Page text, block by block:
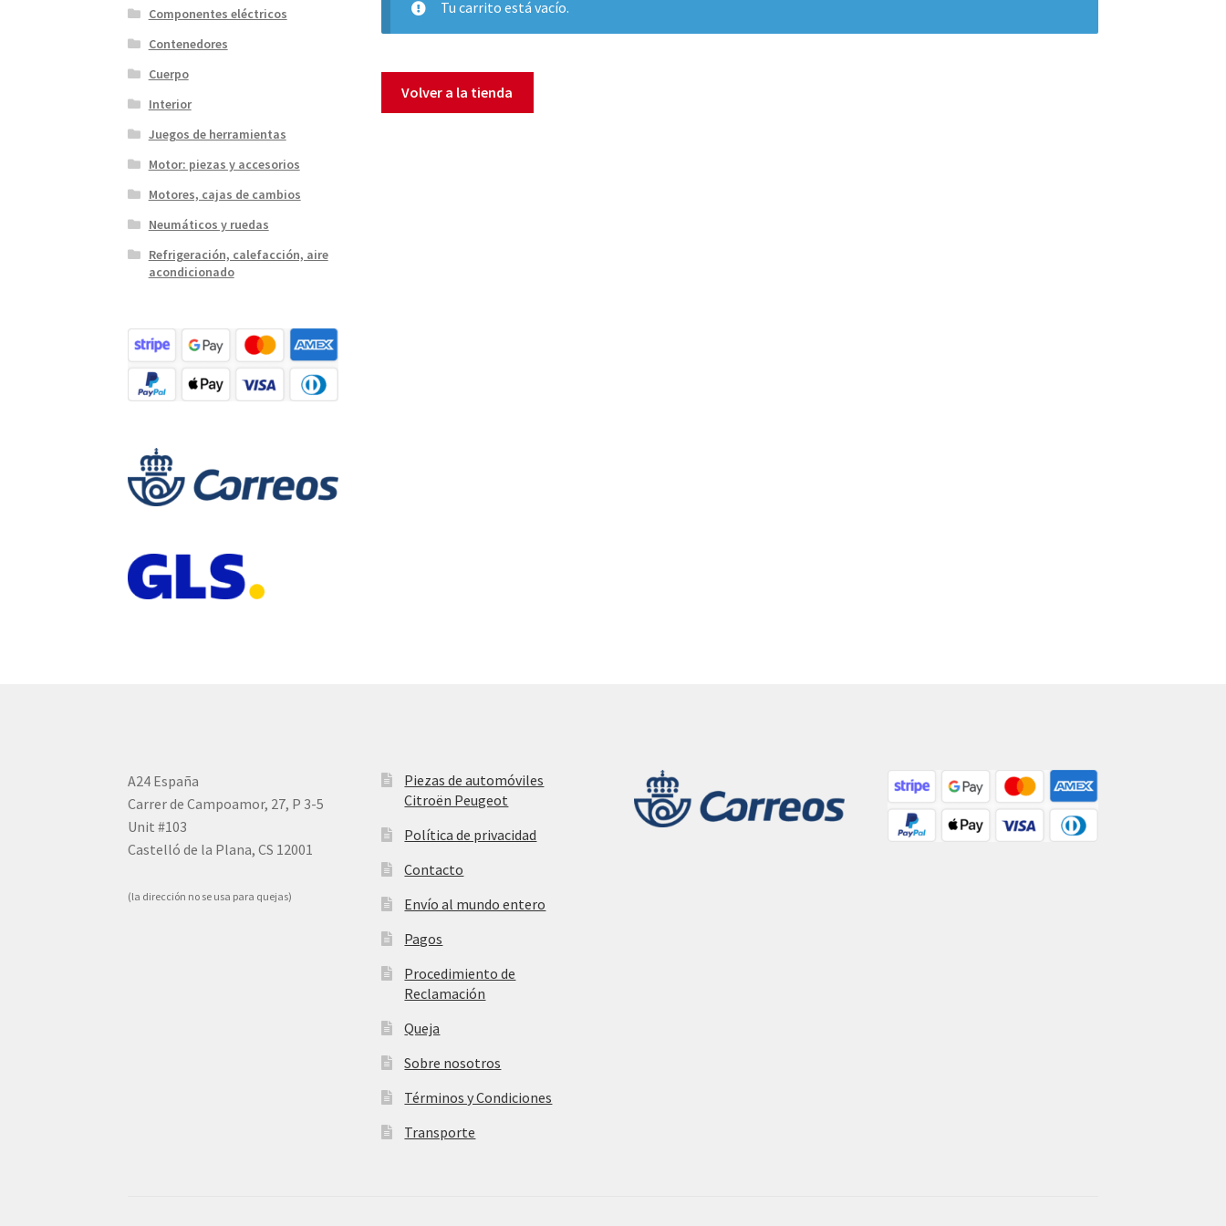
Tu carrito está vacío.
Volver a la tienda
Componentes eléctricos
Contenedores
Cuerpo
Interior
Juegos de herramientas
Motor: piezas y accesorios
Motores, cajas de cambios
Neumáticos y ruedas
Refrigeración, calefacción, aire
acondicionado
A24 España
Carrer de Campoamor, 27, P 3-5
Unit #103
Castelló de la Plana, CS 12001
(la dirección no se usa para quejas)
Piezas de automóviles
Citroën Peugeot
Política de privacidad
Contacto
Envío al mundo entero
Pagos
Procedimiento de
Reclamación
Queja
Sobre nosotros
Términos y Condiciones
Transporte